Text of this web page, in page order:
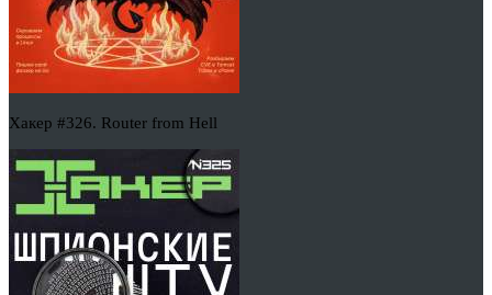
Хакер #326. Router from Hell